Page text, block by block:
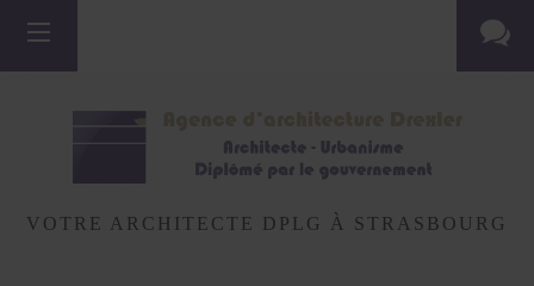
VOTRE ARCHITECTE DPLG À STRASBOURG